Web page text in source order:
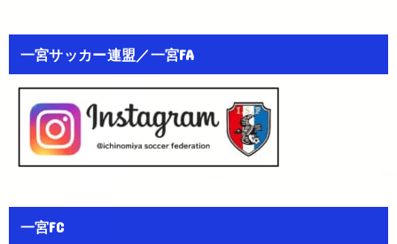
一宮サッカー連盟／一宮FA
一宮FC